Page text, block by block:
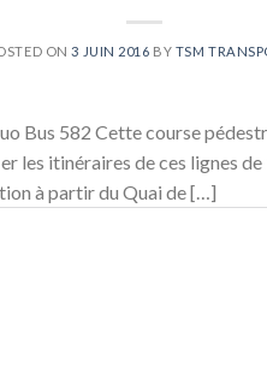
ON3 JUIN 2016 BY TSM
Bus 582 Cette course
les itinéraires de ces lignes
à partir du Quai de […]